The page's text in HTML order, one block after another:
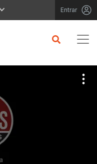
Entrar